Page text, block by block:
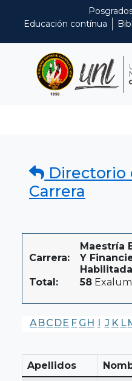
Educación contínua
Directorio
Carrera
Carrera:
Maestría
Y
Total:
58
A BC DE F G H I J K L
Apellidos